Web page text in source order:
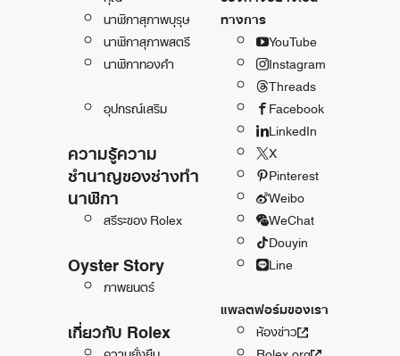
นาฬิกาสุภาพบุรุษ
นาฬิกาสุภาพสตรี
นาฬิกาทองคำ
อุปกรณ์เสริม
ความรู้ความ
ชำนาญของช่างทำ
นาฬิกา
สรีระของ Rolex
Oyster Story
ภาพยนตร์
เกี่ยวกับ Rolex
ความยั่งยืน
ทางการ
YouTube
Instagram
Threads
Facebook
LinkedIn
X
Pinterest
Weibo
WeChat
Douyin
Line
แพลตฟอร์มของเรา
ห้องข่าว
Rolex.org